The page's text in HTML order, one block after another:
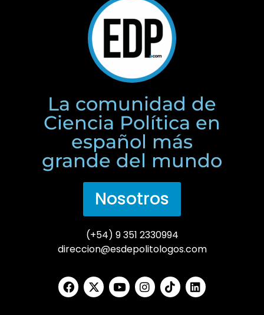
La comunidad de
Ciencia Política en
español más
grande del mundo
Nosotros
(+54) 9 351 2330994
direccion@esdepolitologos.com